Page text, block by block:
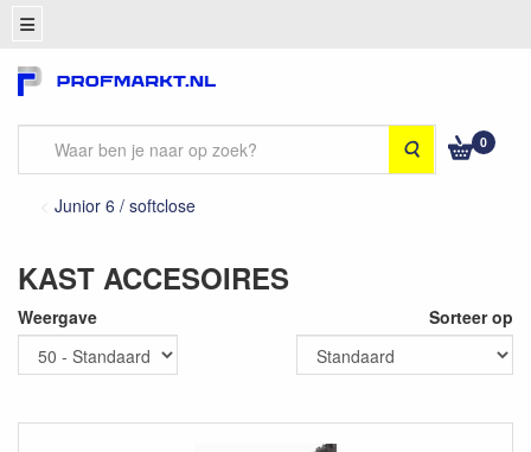
Zoeken 0
Junior 6 / softclose
KAST ACCESOIRES
Weergave Sorteer op